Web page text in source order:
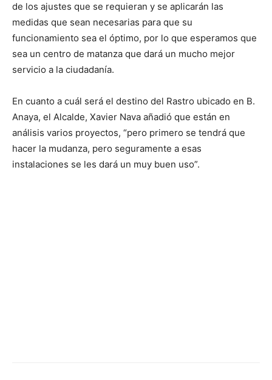
de los ajustes que se requieran y se aplicarán las
medidas que sean necesarias para que su
funcionamiento sea el óptimo, por lo que esperamos que
sea un centro de matanza que dará un mucho mejor
servicio a la ciudadanía.
En cuanto a cuál será el destino del Rastro ubicado en B.
Anaya, el Alcalde, Xavier Nava añadió que están en
análisis varios proyectos, “pero primero se tendrá que
hacer la mudanza, pero seguramente a esas
instalaciones se les dará un muy buen uso”.